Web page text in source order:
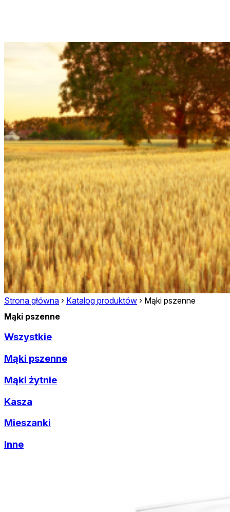
Strona główna › Katalog produktów › Mąki pszenne
Mąki pszenne
Wszystkie
Mąki pszenne
Mąki żytnie
Kasza
Mieszanki
Inne